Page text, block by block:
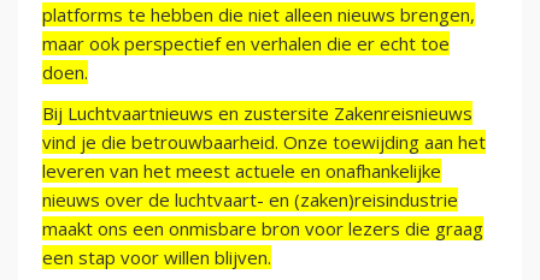
platforms te hebben die niet alleen nieuws brengen,
maar ook perspectief en verhalen die er echt toe
doen.
Bij Luchtvaartnieuws en zustersite Zakenreisnieuws
vind je die betrouwbaarheid. Onze toewijding aan het
leveren van het meest actuele en onafhankelijke
nieuws over de luchtvaart- en (zaken)reisindustrie
maakt ons een onmisbare bron voor lezers die graag
een stap voor willen blijven.